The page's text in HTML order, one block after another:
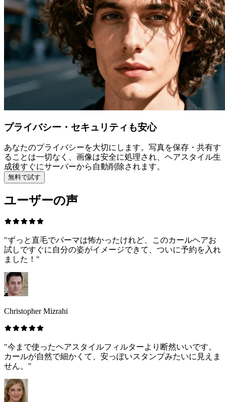
プライバシー・セキュリティも安心
あなたのプライバシーを大切にします。写真を保存・共有す
ることは一切なく、画像は安全に処理され、ヘアスタイル生
成後すぐにサーバーから自動削除されます。
無料で試す
ユーザーの声
"ずっと直毛でパーマは怖かったけれど、このカールヘアお
試しですぐに自分の姿がイメージできて、ついに予約を入れ
ました！"
Christopher Mizrahi
"今まで使ったヘアスタイルフィルターより断然いいです。
カールが自然で細かくて、安っぽいスタンプみたいに見えま
せん。"